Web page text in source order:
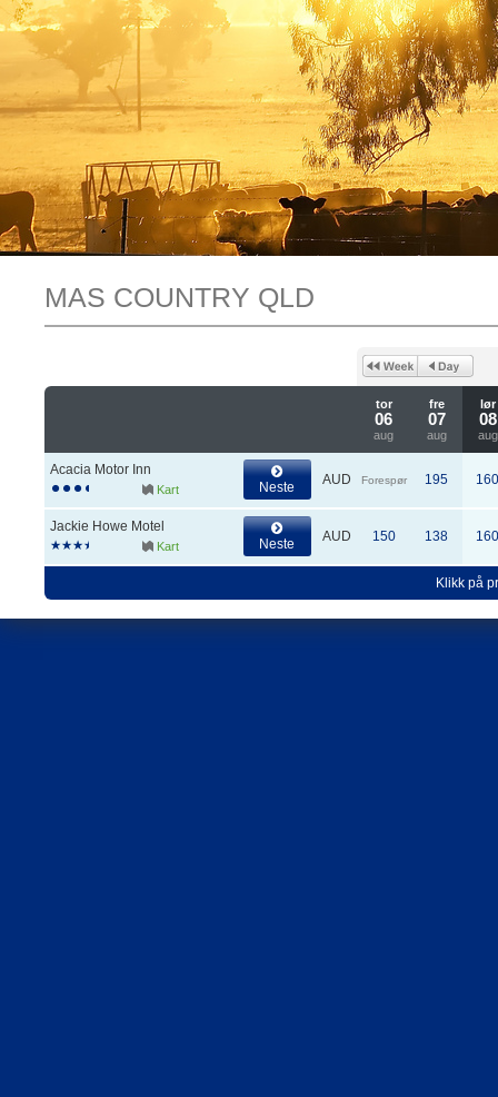
MAS COUNTRY QLD
tor
06
aug
fre
07
aug
lør
08
aug
Acacia Motor Inn
Kart Neste AUD Forespør 195
Jackie Howe Motel
Kart Neste AUD 150 138
Klikk på